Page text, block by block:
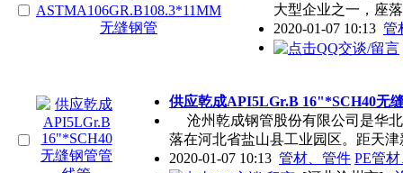
大型企业之一，座
2020-01-07 10:13 管
供应乾成API5LGr.B 16"*SCH40无
沧州乾成钢管股份有限公司是华
落在河北省盐山县工业园区。距天津
2020-01-07 10:13 管材、管件 PE管